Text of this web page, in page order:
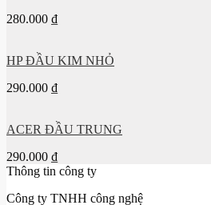
280.000 ₫
HP ĐẦU KIM NHỎ
290.000 ₫
ACER ĐẦU TRUNG
290.000 ₫
Thông tin công ty
Công ty TNHH công nghệ